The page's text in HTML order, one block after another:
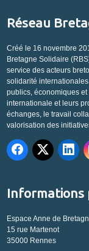
Réseau
Créé le 16 novembre
Bretagne Solidaire
service des acteurs
solidarité
publics, économiques
internationale et leurs
échanges, le travail
valorisation des
Informations
Espace Anne de
15 rue Martenot
35000 Rennes